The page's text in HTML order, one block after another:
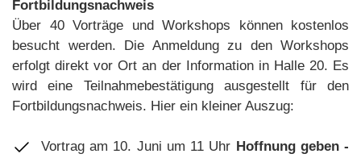
Fortbildungsnachweis
Über 40 Vorträge und Workshops können kostenlos
besucht werden. Die Anmeldung zu den Workshops
erfolgt direkt vor Ort an der Information in Halle 20. Es
wird eine Teilnahmebestätigung ausgestellt für den
Fortbildungsnachweis. Hier ein kleiner Auszug:
Vortrag am 10. Juni um 11 Uhr Hoffnung geben -